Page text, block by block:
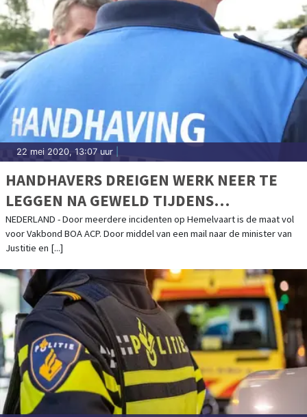
22 mei 2020, 13:07 uur
HANDHAVERS DREIGEN WERK NEER TE
LEGGEN NA GEWELD TIJDENS
HEMELVAART: "DE MAAT IS VOL"
NEDERLAND - Door meerdere incidenten op Hemelvaart is de maat vol
voor Vakbond BOA ACP. Door middel van een mail naar de minister van
Justitie en [...]